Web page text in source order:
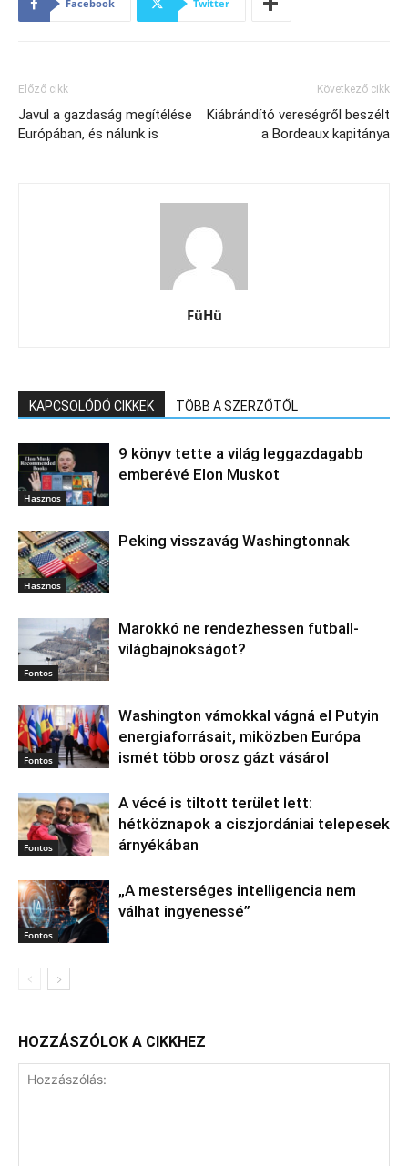
Facebook Twitter
Előző cikk
Javul a gazdaság megítélése
Európában, és nálunk is
Következő cikk
Kiábrándító vereségről beszélt
a Bordeaux kapitánya
FüHü
KAPCSOLÓDÓ CIKKEK TÖBB A SZERZŐTŐL
Hasznos
9 könyv tette a világ leggazdagabb
emberévé Elon Muskot
Hasznos
Peking visszavág Washingtonnak
Fontos
Marokkó ne rendezhessen futball-
világbajnokságot?
Fontos
Washington vámokkal vágná el Putyin
energiaforrásait, miközben Európa
ismét több orosz gázt vásárol
Fontos
A vécé is tiltott terület lett:
hétköznapok a ciszjordániai telepesek
árnyékában
Fontos
„A mesterséges intelligencia nem
válhat ingyenessé”
HOZZÁSZÓLOK A CIKKHEZ